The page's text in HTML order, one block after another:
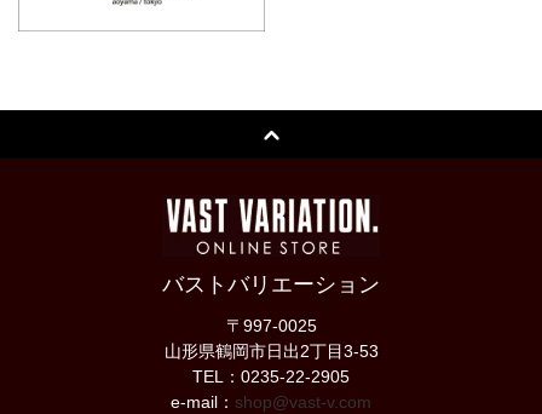
バストバリエーション
〒997-0025
山形県鶴岡市日出2丁目3-53
TEL：0235-22-2905
e-mail： shop@vast-v.com